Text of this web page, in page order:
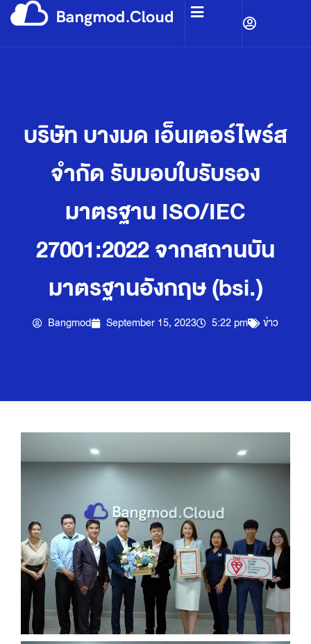
บริษัท บางมด เอ็นเตอร์ไพร์ส
จำกัด รับมอบใบรับรอง
มาตรฐาน ISO/IEC
27001:2022 จากสถานบัน
มาตรฐานอังกฤษ (bsi.)
Bangmod September 15, 2023 5:22 pm ข่าว